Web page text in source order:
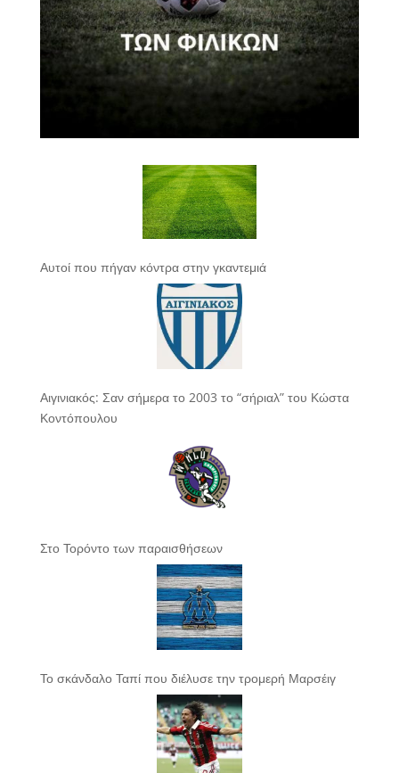
Αυτοί που πήγαν κόντρα στην γκαντεμιά
Αιγινιακός: Σαν σήμερα το 2003 το “σήριαλ” του Κώστα
Κοντόπουλου
Στο Τορόντο των παραισθήσεων
Το σκάνδαλο Ταπί που διέλυσε την τρομερή Μαρσέιγ